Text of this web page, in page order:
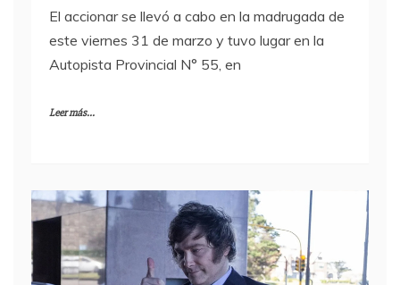
El accionar se llevó a cabo en la madrugada de
este viernes 31 de marzo y tuvo lugar en la
Autopista Provincial N° 55, en
Leer más...